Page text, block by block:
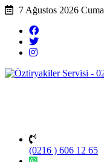
7 Ağustos 2026 Cuma
(0216 ) 606 12 65